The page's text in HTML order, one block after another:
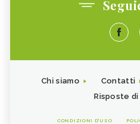
Chi siamo Contatti
Risposte
CONDIZIONI D'USO